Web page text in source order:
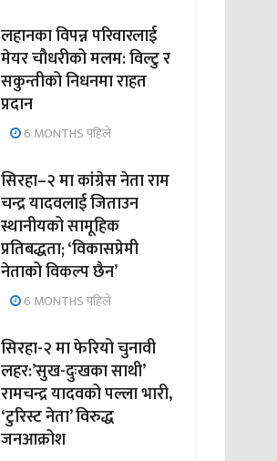
लहानका विपन्न परिवारलाई
मेयर चौधरीको मलम: विल्टु र
सकुन्तीको निधनमा राहत
प्रदान
6 MONTHS पहिले
सिरहा–२ मा कांग्रेस नेता राम
चन्द्र यादवलाई जिताउन
स्थानीयको सामूहिक
प्रतिबद्धता; ‘विकासप्रेमी
नेताको विकल्प छैन’
6 MONTHS पहिले
सिरहा-२ मा फेरियो चुनावी
लहर:’सुख-दुःखका साथी’
रामचन्द्र यादवको पल्ला भारी,
‘टुरिस्ट नेता’ विरुद्ध
जनआक्रोश